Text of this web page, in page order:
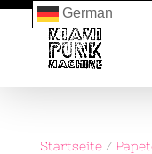
Startseite/
German